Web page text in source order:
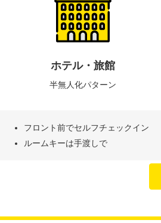
ホテル・旅館
半無人化パターン
フロント前でセルフチェックイン
ルームキーは手渡しで